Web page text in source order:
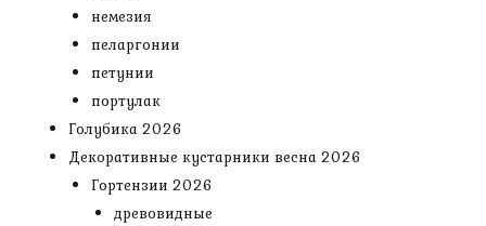
немезия
пеларгонии
петунии
портулак
Голубика 2026
Декоративные кустарники весна 2026
Гортензии 2026
древовидные